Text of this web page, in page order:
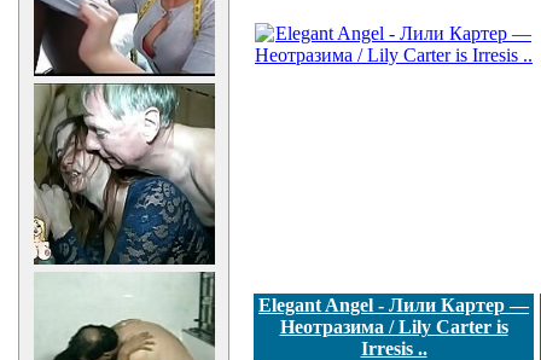
Elegant Angel - Лили Картер —
Неотразима / Lily Carter is
Irresis ..